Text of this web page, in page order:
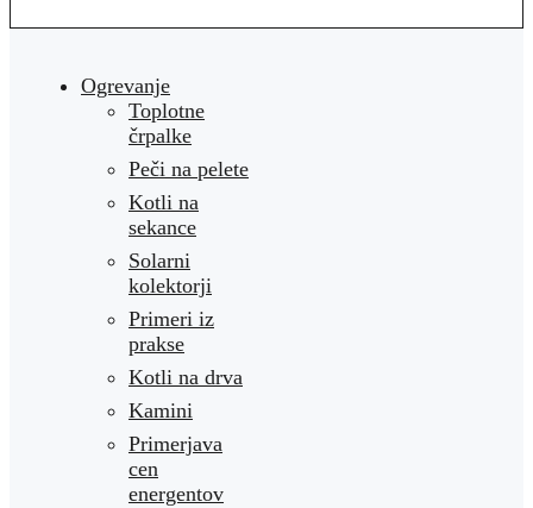
Ogrevanje
Toplotne
črpalke
Peči na pelete
Kotli na
sekance
Solarni
kolektorji
Primeri iz
prakse
Kotli na drva
Kamini
Primerjava
cen
energentov